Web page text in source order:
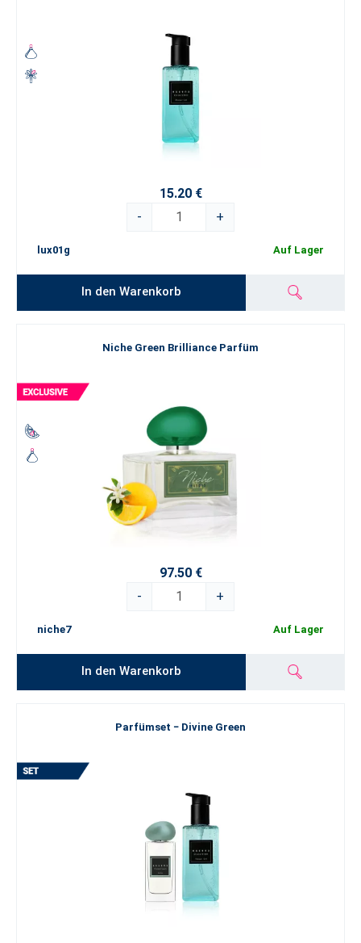
15.20 €
-
+
lux01g Auf Lager
In den Warenkorb
Niche Green Brilliance Parfüm
97.50 €
-
+
niche7 Auf Lager
In den Warenkorb
Parfümset − Divine Green